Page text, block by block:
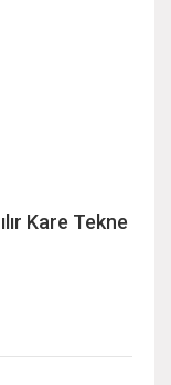
Kare Tekne